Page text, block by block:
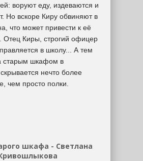
воруют еду, издеваются и
Но вскоре Киру обвиняют в
что может привести к её
Отец Киры, строгий офицер
в школу... А тем
старым шкафом в
нечто более
чем просто полки.
шкафа - Светлана